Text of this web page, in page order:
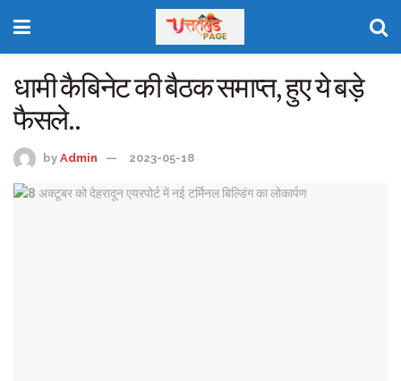
धामी कैबिनेट की बैठक समाप्त, हुए ये बड़े
फैसले..
by Admin 2023-05-18